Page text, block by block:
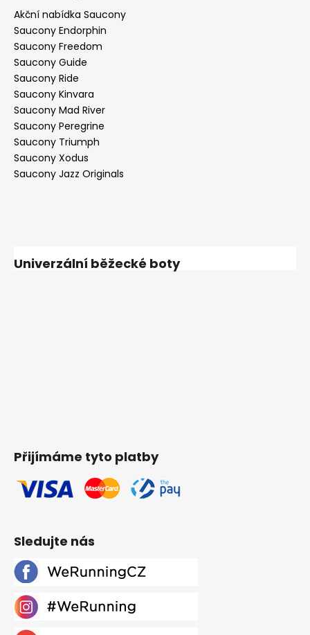
Akční nabídka Saucony
Saucony Endorphin
Saucony Freedom
Saucony Guide
Saucony Ride
Saucony Kinvara
Saucony Mad River
Saucony Peregrine
Saucony Triumph
Saucony Xodus
Saucony Jazz Originals
Univerzální běžecké boty
Přijímáme tyto platby
Sledujte nás